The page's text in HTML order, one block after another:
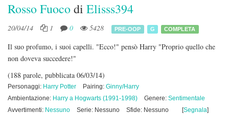
Rosso Fuocodi Elisss394
20/04/14 1 0 5428 PRE-OOP G COMPLETA
Il suo profumo, i suoi capelli. "Ecco!" pensò Harry "Proprio quello che
non doveva succedere!"
(188 parole, pubblicata 06/03/14)
Personaggi: Harry Potter Pairing: Ginny/Harry
Ambientazione: Harry a Hogwarts (1991-1998) Genere: Sentimentale
Avvertimenti: Nessuno Serie: Nessuno Sfide: Nessuno [Segnala]